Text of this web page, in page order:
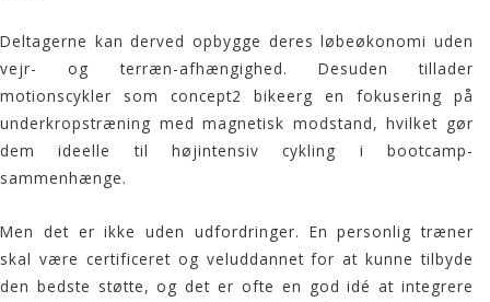
Deltagerne kan derved opbygge deres løbeøkonomi uden
vejr- og terræn-afhængighed. Desuden tillader
motionscykler som concept2 bikeerg en fokusering på
underkropstræning med magnetisk modstand, hvilket gør
dem ideelle til højintensiv cykling i bootcamp-
sammenhænge.
Men det er ikke uden udfordringer. En personlig træner
skal være certificeret og veluddannet for at kunne tilbyde
den bedste støtte, og det er ofte en god idé at integrere